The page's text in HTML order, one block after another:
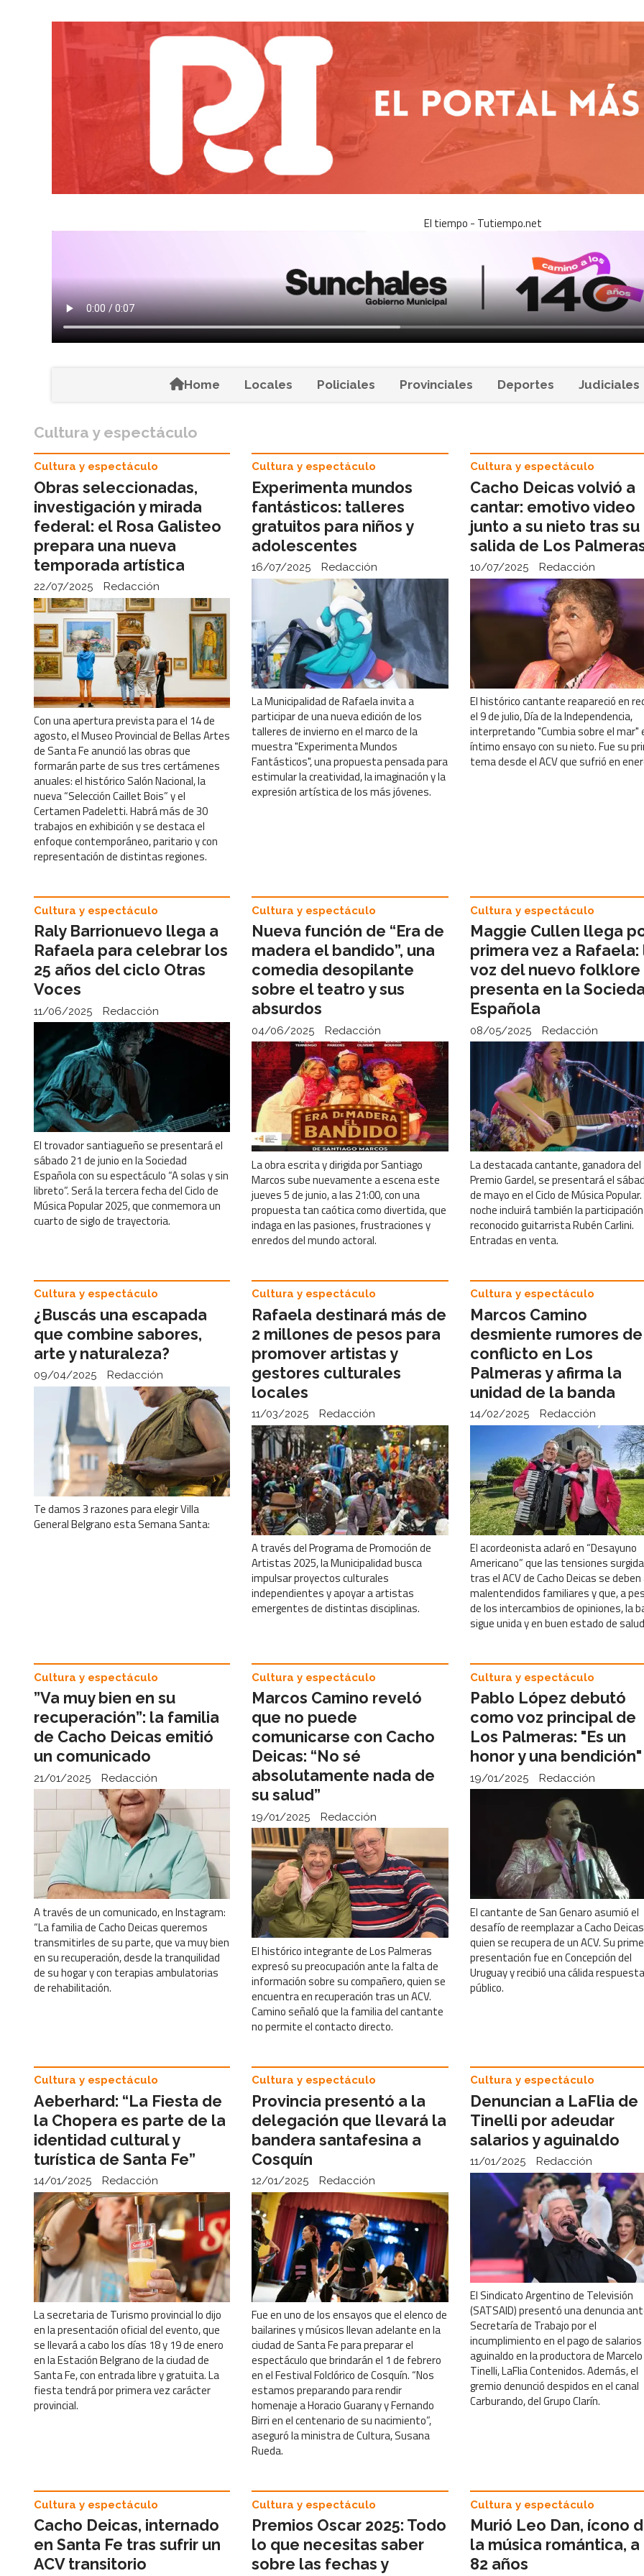
El tiempo - Tutiempo.net
Home Locales Policiales Provinciales Deportes Judiciales
Cultura y espectáculo
Obras seleccionadas,
investigación y mirada
federal: el Rosa Galisteo
prepara una nueva
temporada artística
Redacción
Cultura y espectáculo
22/07/2025
Con una apertura prevista para el 14 de
agosto, el Museo Provincial de Bellas Artes
de Santa Fe anunció las obras que
formarán parte de sus tres certámenes
anuales: el histórico Salón Nacional, la
nueva “Selección Caillet Bois” y el
Certamen Padeletti. Habrá más de 30
trabajos en exhibición y se destaca el
enfoque contemporáneo, paritario y con
representación de distintas regiones.
Experimenta mundos
fantásticos: talleres
gratuitos para niños y
adolescentes
Redacción
Cultura y espectáculo
16/07/2025
La Municipalidad de Rafaela invita a
participar de una nueva edición de los
talleres de invierno en el marco de la
muestra "Experimenta Mundos
Fantásticos", una propuesta pensada para
estimular la creatividad, la imaginación y la
expresión artística de los más jóvenes.
Cacho Deicas volvió a
cantar: emotivo video
junto a su nieto tras su
salida de Los
Redacción
Cultura y espectáculo
10/07/2025
El histórico cantante reapareció en
el 9 de julio, Día de la Independencia,
interpretando "Cumbia sobre el mar"
íntimo ensayo con su nieto. Fue su
tema desde el ACV que sufrió en
Raly Barrionuevo llega a
Rafaela para celebrar los
25 años del ciclo Otras
Voces
Redacción
Cultura y espectáculo
11/06/2025
El trovador santiagueño se presentará el
sábado 21 de junio en la Sociedad
Española con su espectáculo “A solas y sin
libreto”. Será la tercera fecha del Ciclo de
Música Popular 2025, que conmemora un
cuarto de siglo de trayectoria.
Nueva función de “Era de
madera el bandido”, una
comedia desopilante
sobre el teatro y sus
absurdos
Redacción
Cultura y espectáculo
04/06/2025
La obra escrita y dirigida por Santiago
Marcos sube nuevamente a escena este
jueves 5 de junio, a las 21:00, con una
propuesta tan caótica como divertida, que
indaga en las pasiones, frustraciones y
enredos del mundo actoral.
Maggie Cullen llega
primera vez a Rafaela:
voz del nuevo folklore
presenta en la
Española
Redacción
Cultura y espectáculo
08/05/2025
La destacada cantante, ganadora del
Premio Gardel, se presentará el
de mayo en el Ciclo de Música Popular.
noche incluirá también la
reconocido guitarrista Rubén Carlini.
Entradas en venta.
¿Buscás una escapada
que combine sabores,
arte y naturaleza?
Redacción
Cultura y espectáculo
09/04/2025
Te damos 3 razones para elegir Villa
General Belgrano esta Semana Santa:
Rafaela destinará más de
2 millones de pesos para
promover artistas y
gestores culturales
locales
Redacción
Cultura y espectáculo
11/03/2025
A través del Programa de Promoción de
Artistas 2025, la Municipalidad busca
impulsar proyectos culturales
independientes y apoyar a artistas
emergentes de distintas disciplinas.
Marcos Camino
desmiente rumores de
conflicto en Los
Palmeras y afirma la
unidad de la banda
Redacción
Cultura y espectáculo
14/02/2025
El acordeonista aclaró en “Desayuno
Americano” que las tensiones
tras el ACV de Cacho Deicas se deben
malentendidos familiares y que, a
de los intercambios de opiniones, la
sigue unida y en buen estado de
”Va muy bien en su
recuperación”: la familia
de Cacho Deicas emitió
un comunicado
Redacción
Cultura y espectáculo
21/01/2025
A través de un comunicado, en Instagram:
“La familia de Cacho Deicas queremos
transmitirles de su parte, que va muy bien
en su recuperación, desde la tranquilidad
de su hogar y con terapias ambulatorias
de rehabilitación.
Marcos Camino reveló
que no puede
comunicarse con Cacho
Deicas: “No sé
absolutamente nada de
su salud”
Redacción
Cultura y espectáculo
19/01/2025
El histórico integrante de Los Palmeras
expresó su preocupación ante la falta de
información sobre su compañero, quien se
encuentra en recuperación tras un ACV.
Camino señaló que la familia del cantante
no permite el contacto directo.
Pablo López debutó
como voz principal de
Los Palmeras: "Es un
honor y una bendición"
Redacción
Cultura y espectáculo
19/01/2025
El cantante de San Genaro asumió el
desafío de reemplazar a Cacho
quien se recupera de un ACV. Su
presentación fue en Concepción del
Uruguay y recibió una cálida
público.
Aeberhard: “La Fiesta de
la Chopera es parte de la
identidad cultural y
turística de Santa Fe”
Redacción
Cultura y espectáculo
14/01/2025
La secretaria de Turismo provincial lo dijo
en la presentación oficial del evento, que
se llevará a cabo los días 18 y 19 de enero
en la Estación Belgrano de la ciudad de
Santa Fe, con entrada libre y gratuita. La
fiesta tendrá por primera vez carácter
provincial.
Provincia presentó a la
delegación que llevará la
bandera santafesina a
Cosquín
Redacción
Cultura y espectáculo
12/01/2025
Fue en uno de los ensayos que el elenco de
bailarines y músicos llevan adelante en la
ciudad de Santa Fe para preparar el
espectáculo que brindarán el 1 de febrero
en el Festival Folclórico de Cosquín. “Nos
estamos preparando para rendir
homenaje a Horacio Guarany y Fernando
Birri en el centenario de su nacimiento”,
aseguró la ministra de Cultura, Susana
Rueda.
Denuncian a LaFlia de
Tinelli por adeudar
salarios y aguinaldo
Redacción
Cultura y espectáculo
11/01/2025
El Sindicato Argentino de Televisión
(SATSAID) presentó una denuncia
Secretaría de Trabajo por el
incumplimiento en el pago de salarios
aguinaldo en la productora de Marcelo
Tinelli, LaFlia Contenidos. Además, el
gremio denunció despidos en el canal
Carburando, del Grupo Clarín.
Cacho Deicas, internado
en Santa Fe tras sufrir un
ACV transitorio
Cultura y espectáculo
Premios Oscar 2025: Todo
lo que necesitas saber
sobre las fechas y
Cultura y espectáculo
Murió Leo Dan, ícono
la música romántica, a
82 años
Cultura y espectáculo